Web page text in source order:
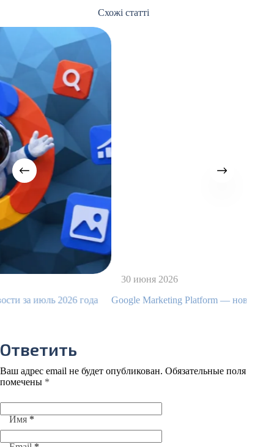
Схожі статті
года
Google Marketing Platform — новости за июнь 2026
Ответить
Ваш адрес email не будет опубликован. Обязательные поля
помечены *
Имя *